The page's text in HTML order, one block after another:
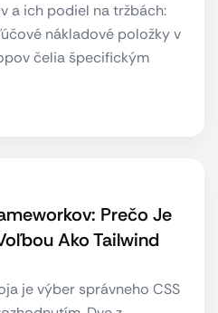
a ich podiel na tržbách:
nákladové položky v
čelia špecifickým
Prečo Je
Ako Tailwind
je výber správneho CSS